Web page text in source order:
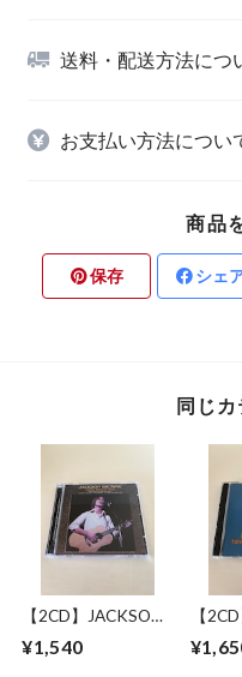
送料・配送方法につ
お支払い方法につい
商品
保存 シェ
同じ
【2CD】JACKSON
BROWNE / LONG
BEACH 1978 MIKE
¥1,540
【
BLUES